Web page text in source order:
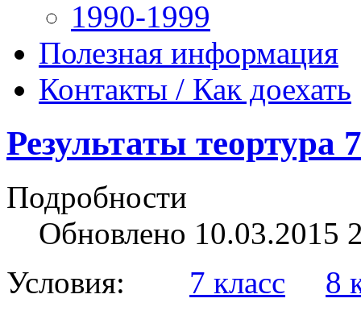
1990-1999
Полезная информация
Контакты / Как доехать
Результаты теортура
Подробности
Обновлено 10.03.2015
Условия: 7 класс
8